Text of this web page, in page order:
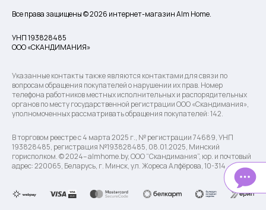
Все права защищены © 2026 интернет-магазин Alm Home.
УНП 193828485
ООО «СКАНДИМАНИЯ»
Указанные контакты также являются контактами для связи по
вопросам обращения покупателей о нарушении их прав. Номер
телефона работников местных исполнительных и распорядительных
органов по месту государственной регистрации ООО «Скандимания»,
уполномоченных рассматривать обращения покупателей: 142.
В торговом реестре с 4 марта 2025 г., № регистрации 74689, УНП
193828485, регистрация №193828485, 08.01.2025, Минский
горисполком. © 2024– almhome.by, ООО “Скандимания”, юр. и почтовый
адрес: 220065, Беларусь, г. Минск, ул. Жореса Алфёрова, 10-314